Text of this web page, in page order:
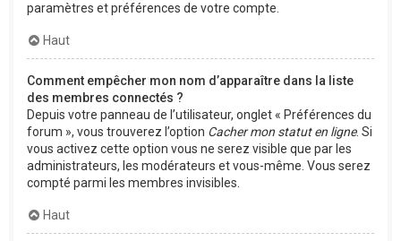
paramètres et préférences de votre compte.
Haut
Comment empêcher mon nom d’apparaître dans la liste
des membres connectés ?
Depuis votre panneau de l’utilisateur, onglet « Préférences du
forum », vous trouverez l’option Cacher mon statut en ligne. Si
vous activez cette option vous ne serez visible que par les
administrateurs, les modérateurs et vous-même. Vous serez
compté parmi les membres invisibles.
Haut